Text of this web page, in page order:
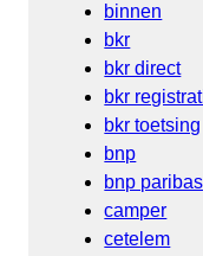
binnen
bkr
bkr direct
bkr
bkr toetsing
bnp
bnp paribas
camper
cetelem